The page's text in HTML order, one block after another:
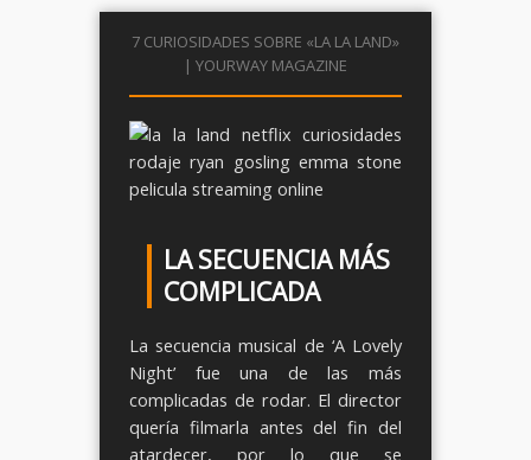
7 CURIOSIDADES SOBRE «LA LA LAND»
| YOURWAY MAGAZINE
LA SECUENCIA MÁS
COMPLICADA
La secuencia musical de ‘A Lovely
Night’ fue una de las más
complicadas de rodar. El director
quería filmarla antes del fin del
atardecer, por lo que se